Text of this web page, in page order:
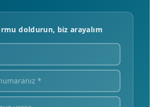
doldurun, biz arayalım